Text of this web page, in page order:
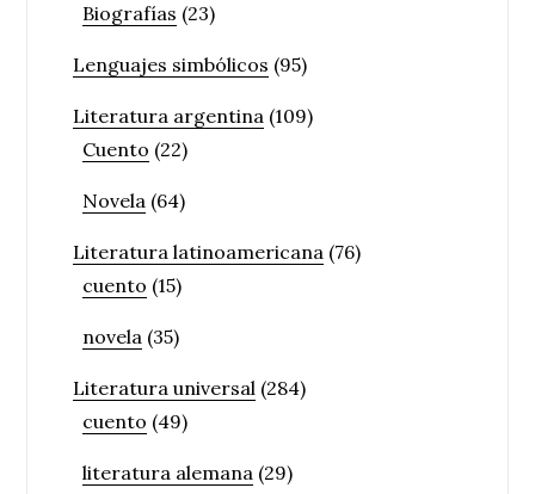
Biografías (23)
Lenguajes simbólicos (95)
Literatura argentina (109)
Cuento (22)
Novela (64)
Literatura latinoamericana (76)
cuento (15)
novela (35)
Literatura universal (284)
cuento (49)
literatura alemana (29)